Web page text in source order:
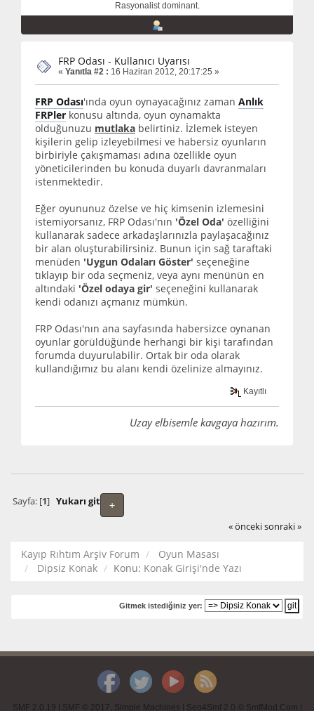
Rasyonalist dominant.
FRP Odası - Kullanıcı Uyarısı
« Yanıtla #2 : 16 Haziran 2012, 20:17:25 »
FRP Odası'ında oyun oynayacağınız zaman Anlık
FRPler konusu altında, oyun oynamakta
olduğunuzu mutlaka belirtiniz. İzlemek isteyen
kişilerin gelip izleyebilmesi ve habersiz oyunların
birbiriyle çakışmaması adına özellikle oyun
yöneticilerinden bu konuda duyarlı davranmaları
istenmektedir.
Eğer oyununuz özelse ve hiç kimsenin izlemesini
istemiyorsanız, FRP Odası'nın 'Özel Oda' özelliğini
kullanarak sadece arkadaşlarınızla paylaşacağınız
bir alan oluşturabilirsiniz. Bunun için sağ taraftaki
menüden 'Uygun Odaları Göster' seçeneğine
tıklayıp bir oda seçmeniz, veya aynı menünün en
altındaki 'Özel odaya gir' seçeneğini kullanarak
kendi odanızı açmanız mümkün.
FRP Odası'nın ana sayfasında habersizce oynanan
oyunlar görüldüğünde herhangi bir kişi tarafından
forumda duyurulabilir. Ortak bir oda olarak
kullandığımız bu alanı kendi özelinize almayınız.
Kayıtlı
Uzay elbisemle kavgaya hazırım.
+
Sayfa: [1] Yukarı git
« önceki sonraki »
Kayıp Rıhtım Arşiv Forum
Oyun Masası
Dipsiz Konak
Konu: Konak Girişi'nde Yazı
Gitmek istediğiniz yer:
SMF 2.0.19 | SMF © 2017 Simple Machines | Seo4Smf 2.0 © SmfMod.Com |